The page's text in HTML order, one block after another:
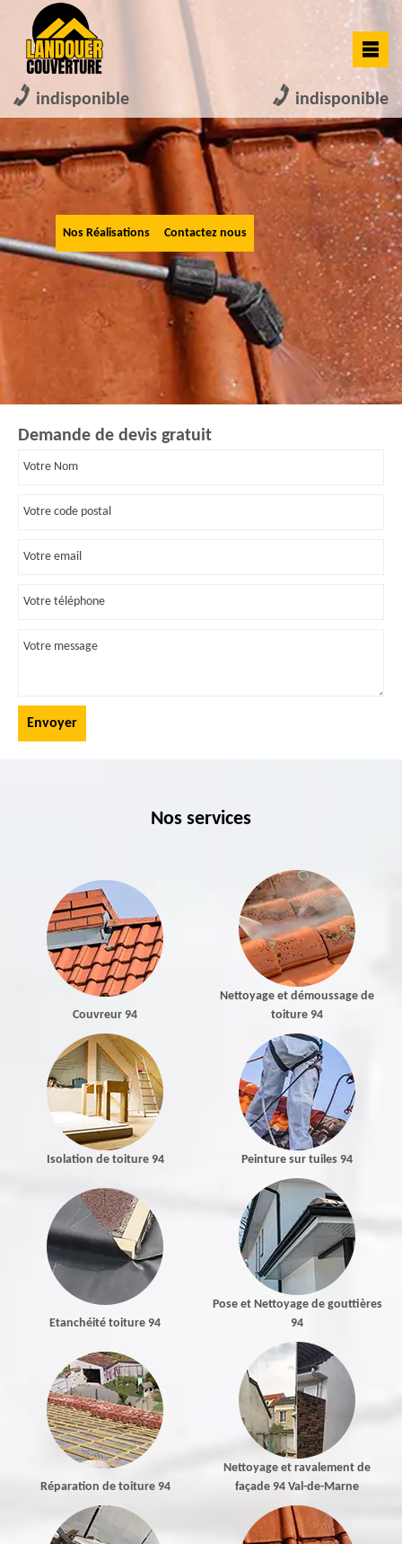
indisponible indisponible
Nos Réalisations Contactez nous
Demande de devis gratuit
Nos services
Couvreur 94
Nettoyage et démoussage de
toiture 94
Isolation de toiture 94 Peinture sur tuiles 94
Etanchéité toiture 94
Pose et Nettoyage de gouttières
94
Réparation de toiture 94
Nettoyage et ravalement de
façade 94 Val-de-Marne